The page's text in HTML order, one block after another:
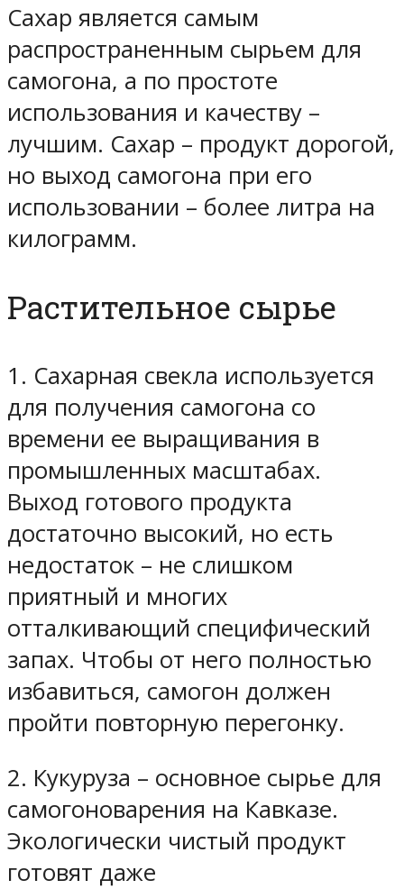
Сахар является самым
распространенным сырьем для
самогона, а по простоте
использования и качеству –
лучшим. Сахар – продукт дорогой,
но выход самогона при его
использовании – более литра на
килограмм.
Растительное сырье
1. Сахарная свекла используется
для получения самогона со
времени ее выращивания в
промышленных масштабах.
Выход готового продукта
достаточно высокий, но есть
недостаток – не слишком
приятный и многих
отталкивающий специфический
запах. Чтобы от него полностью
избавиться, самогон должен
пройти повторную перегонку.
2. Кукуруза – основное сырье для
самогоноварения на Кавказе.
Экологически чистый продукт
готовят даже